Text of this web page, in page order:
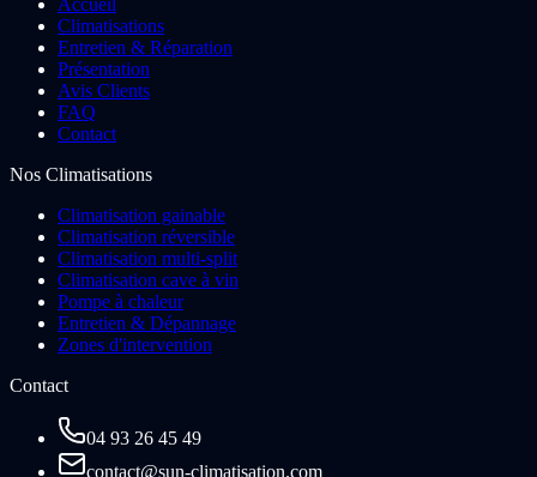
Accueil
Climatisations
Entretien & Réparation
Présentation
Avis Clients
FAQ
Contact
Nos Climatisations
Climatisation gainable
Climatisation réversible
Climatisation multi-split
Climatisation cave à vin
Pompe à chaleur
Entretien & Dépannage
Zones d'intervention
Contact
04 93 26 45 49
contact@sun-climatisation.com